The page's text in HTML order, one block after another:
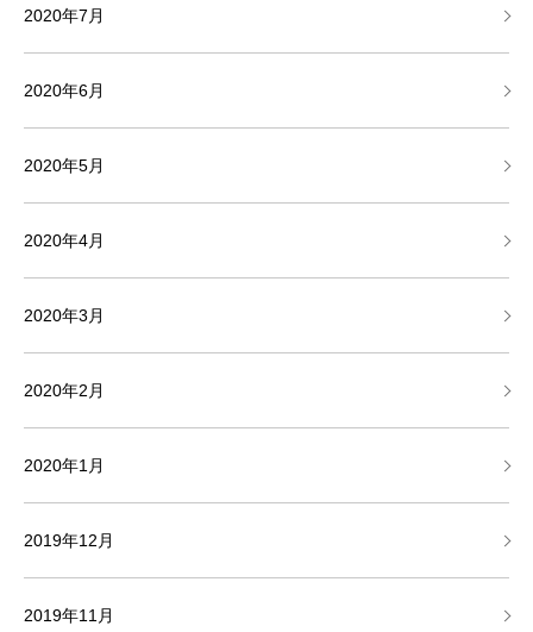
2020年7月
2020年6月
2020年5月
2020年4月
2020年3月
2020年2月
2020年1月
2019年12月
2019年11月